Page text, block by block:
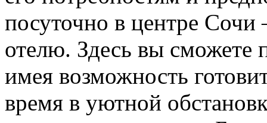
посуточно в центре Сочи
отелю. Здесь вы сможете
имея возможность
время в уютной